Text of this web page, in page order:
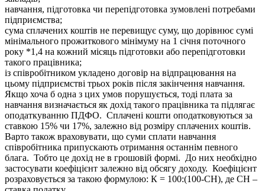
навчання, підготовка чи перепідготовка зумовлені потребами
підприємства;
сума сплачених коштів не перевищує суму, що дорівнює сумі
мінімального прожиткового мінімуму на 1 січня поточного
року *1,4 на кожний місяць підготовки або перепідготовки
такого працівника;
із співробітником укладено договір на відпрацювання на
цьому підприємстві трьох років після закінчення навчання.
Якщо хоча б одна з цих умов порушується, тоді плата за
навчання визначається як дохід такого працівника та підлягає
оподаткуванню ПДФО. Сплачені кошти оподатковуються за
ставкою 15% чи 17%, залежно від розміру сплачених коштів.
Варто також враховувати, що суми сплати навчання
співробітника припускають отримання останнім певного
блага. Тобто це дохід не в грошовій формі. До них необхідно
застосувати коефіцієнт залежно від обсягу доходу. Коефіцієнт
розраховується за такою формулою: К = 100:(100-СН), де СН –